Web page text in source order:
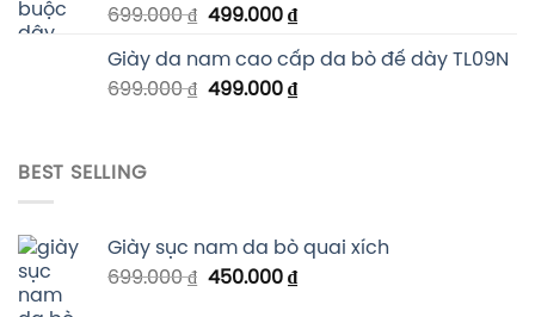
699.000₫ 499.000₫
Giày da nam cao cấp da bò đế dày TL09N
699.000₫ 499.000₫
BEST SELLING
Giày sục nam da bò quai xích
699.000₫ 450.000₫